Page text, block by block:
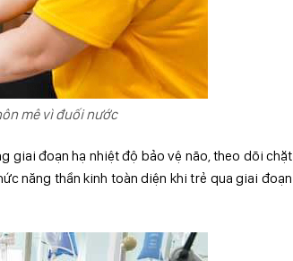
mê vì đuối nước
giai đoạn hạ nhiệt độ bảo vệ não, theo dõi chặt
năng thần kinh toàn diện khi trẻ qua giai đoạn